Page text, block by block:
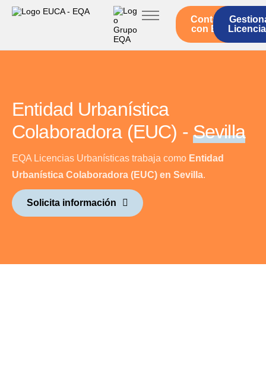
Servicios EUCA
Actualidad
Contacto
con EQA
Entidad Urbanística
Colaboradora (EUC) - Sevilla
EQA Licencias Urbanísticas trabaja como Entidad
Urbanística Colaboradora (EUC) en Sevilla.
Solicita información